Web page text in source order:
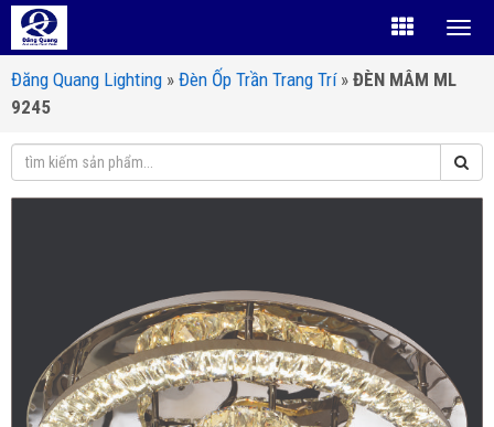
Đăng Quang Lighting » Đèn Ốp Trần Trang Trí» ĐÈN MÂM ML
9245